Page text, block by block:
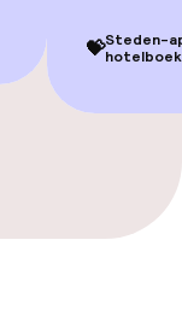
💝Steden-